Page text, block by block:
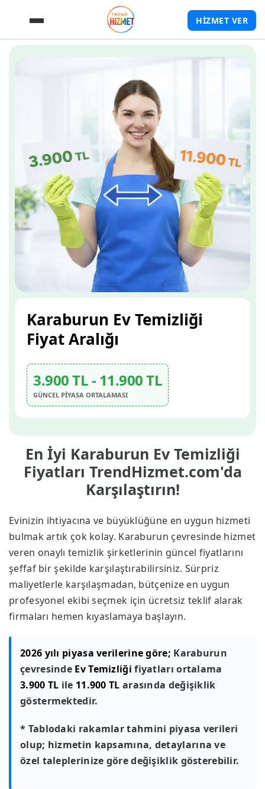
HİZMET VER
En İyi Karaburun Ev Temizliği
Fiyatları TrendHizmet.com'da
Karşılaştırın!
Evinizin ihtiyacına ve büyüklüğüne en uygun hizmeti
bulmak artık çok kolay. Karaburun çevresinde hizmet
veren onaylı temizlik şirketlerinin güncel fiyatlarını
şeffaf bir şekilde karşılaştırabilirsiniz. Sürpriz
maliyetlerle karşılaşmadan, bütçenize en uygun
profesyonel ekibi seçmek için ücretsiz teklif alarak
firmaları hemen kıyaslamaya başlayın.
2026 yılı piyasa verilerine göre; Karaburun
çevresinde Ev Temizliği fiyatları ortalama
3.900 TL ile 11.900 TL arasında değişiklik
göstermektedir.
* Tablodaki rakamlar tahmini piyasa verileri
olup; hizmetin kapsamına, detaylarına ve
özel taleplerinize göre değişiklik gösterebilir.
Karaburun Ev Temizliği
Fiyat Aralığı
3.900 TL - 11.900 TL
GÜNCEL PİYASA ORTALAMASI